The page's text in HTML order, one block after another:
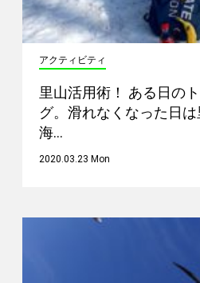
アクティビティ
里山活用術！ ある日の
グ。滑れなくなった日
海…
2020.03.23 Mon